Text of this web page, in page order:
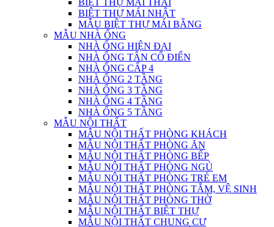
BIỆT THỰ MÁI THÁI
BIỆT THỰ MÁI NHẬT
MẪU BIỆT THỰ MÁI BẰNG
MẪU NHÀ ỐNG
NHÀ ỐNG HIỆN ĐẠI
NHÀ ỐNG TÂN CỔ ĐIỂN
NHÀ ỐNG CẤP 4
NHÀ ỐNG 2 TẦNG
NHÀ ỐNG 3 TẦNG
NHÀ ỐNG 4 TẦNG
NHÀ ỐNG 5 TẦNG
MẪU NỘI THẤT
MẪU NỘI THẤT PHÒNG KHÁCH
MẪU NỘI THẤT PHÒNG ĂN
MẪU NỘI THẤT PHÒNG BẾP
MẪU NỘI THẤT PHÒNG NGỦ
MẪU NỘI THẤT PHÒNG TRẺ EM
MẪU NỘI THẤT PHÒNG TẮM, VỆ SINH
MẪU NỘI THẤT PHÒNG THỜ
MẪU NỘI THẤT BIỆT THỰ
MẪU NỘI THẤT CHUNG CƯ